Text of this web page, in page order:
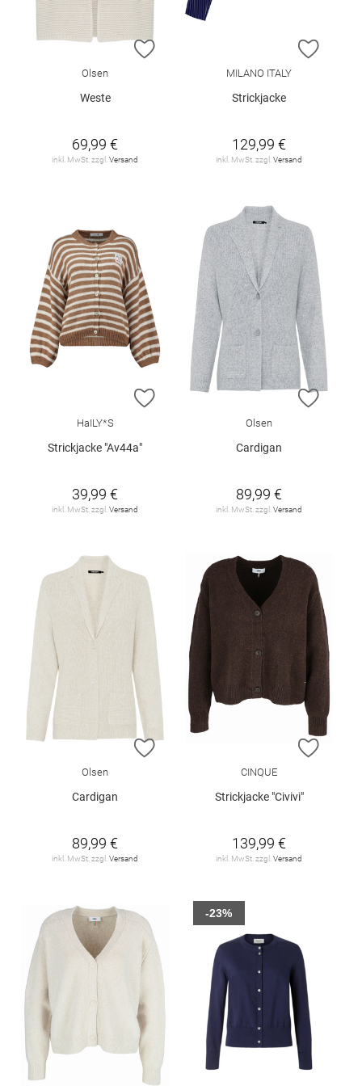
ZUR WUNSCHLISTE HINZUFÜGEN
Olsen
Weste
69,99 €
inkl. MwSt. zzgl. Versand
ZUR
MILANO ITALY
Strickjacke
129,99 €
inkl. MwSt. zzgl. Versand
ZUR WUNSCHLISTE HINZUFÜGEN
HaILY*S
Strickjacke "Av44a"
39,99 €
inkl. MwSt. zzgl. Versand
ZUR
Olsen
Cardigan
89,99 €
inkl. MwSt. zzgl. Versand
ZUR WUNSCHLISTE HINZUFÜGEN
Olsen
Cardigan
89,99 €
inkl. MwSt. zzgl.Versand
ZUR
CINQUE
Strickjacke "Civivi"
139,99 €
inkl. MwSt. zzgl.Versand
-23%